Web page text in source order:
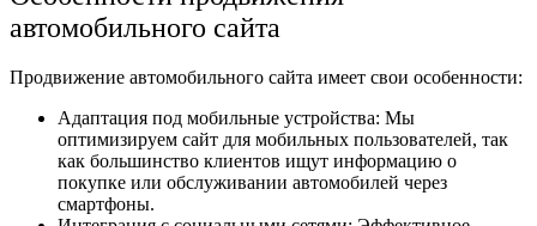
автомобильного сайта
Продвижение автомобильного сайта имеет свои особенности:
Адаптация под мобильные устройства: Мы
оптимизируем сайт для мобильных пользователей, так
как большинство клиентов ищут информацию о
покупке или обслуживании автомобилей через
смартфоны.